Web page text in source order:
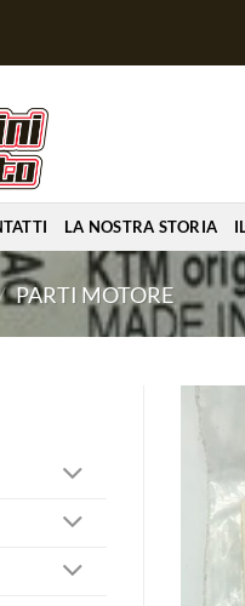
LA NOSTRA STORIA
/ PARTI MOTORE